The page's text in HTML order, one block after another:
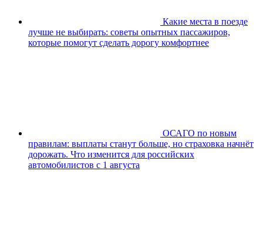
Какие места в поезде
лучше не выбирать: советы опытных пассажиров,
которые помогут сделать дорогу комфортнее
ОСАГО по новым
правилам: выплаты станут больше, но страховка начнёт
дорожать. Что изменится для российских
автомобилистов с 1 августа